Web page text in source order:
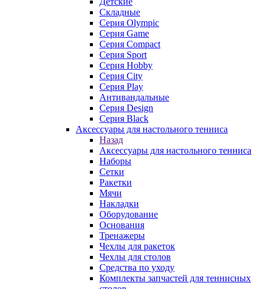
Складные
Серия Olympic
Серия Game
Серия Compact
Серия Sport
Серия Hobby
Серия City
Серия Play
Антивандальные
Серия Design
Серия Black
Аксессуары для настольного тенниса
Назад
Аксессуары для настольного тенниса
Наборы
Сетки
Ракетки
Мячи
Накладки
Оборудование
Основания
Тренажеры
Чехлы для ракеток
Чехлы для столов
Средства по уходу
Комплекты запчастей для теннисных